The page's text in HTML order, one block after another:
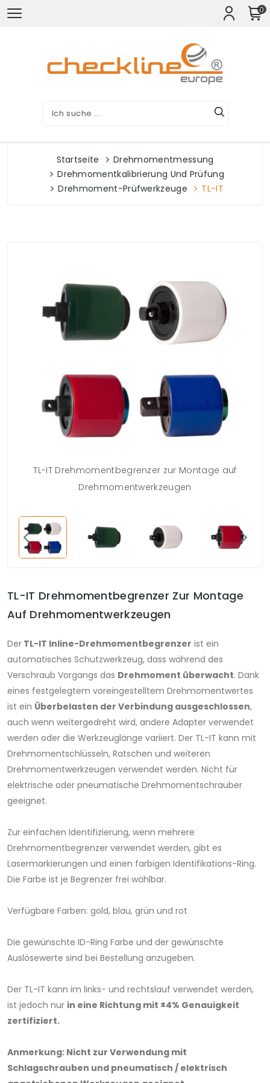
0
Startseite
Drehmomentmessung
Drehmomentkalibrierung Und Prüfung
Drehmoment-Prüfwerkzeuge
TL-IT
TL-IT Drehmomentbegrenzer zur Montage auf
Drehmomentwerkzeugen
TL-IT Drehmomentbegrenzer Zur Montage
Auf Drehmomentwerkzeugen
Der TL-IT Inline-Drehmomentbegrenzer ist ein
automatisches Schutzwerkzeug, dass während des
Verschraub Vorgangs das Drehmoment überwacht. Dank
eines festgelegtem voreingestelltem Drehmomentwertes
ist ein Überbelasten der Verbindung ausgeschlossen,
auch wenn weitergedreht wird, andere Adapter verwendet
werden oder die Werkzeuglänge variiert. Der TL-IT kann mit
Drehmomentschlüsseln, Ratschen und weiteren
Drehmomentwerkzeugen verwendet werden. Nicht für
elektrische oder pneumatische Drehmomentschrauber
geeignet.
Zur einfachen Identifizierung, wenn mehrere
Drehmomentbegrenzer verwendet werden, gibt es
Lasermarkierungen und einen farbigen Identifikations-Ring.
Die Farbe ist je Begrenzer frei wählbar.
Verfügbare Farben: gold, blau, grün und rot
Die gewünschte ID-Ring Farbe und der gewünschte
Auslösewerte sind bei Bestellung anzugeben.
Der TL-IT kann im links- und rechtslauf verwendet werden,
ist jedoch nur in eine Richtung mit ±4% Genauigkeit
zertifiziert.
Anmerkung: Nicht zur Verwendung mit
Schlagschrauben und pneumatisch / elektrisch